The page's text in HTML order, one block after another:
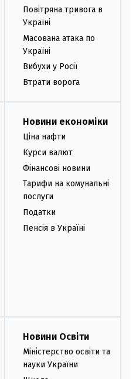
Повітряна тривога в
Україні
Масована атака по
Україні
Вибухи у Росії
Втрати ворога
Новини економіки
Ціна нафти
Курси валют
Фінансові новини
Тарифи на комунальні
послуги
Податки
Пенсія в Україні
Новини Освіти
Міністерство освіти та
науки України